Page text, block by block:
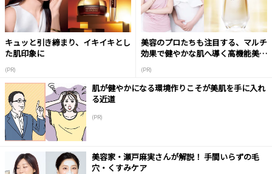
キュッと引き締まり、イキイキとし
た肌印象に
(PR)
美容のプロたちも注目する、マルチ
効果で健やかな肌へ導く高機能美容
(PR)
肌が健やかになる環境作りこそが美肌を手に入れ
る近道
(PR)
美容家・瀬戸麻実さんが解説！ 手間いらずの毛
穴・くすみケア